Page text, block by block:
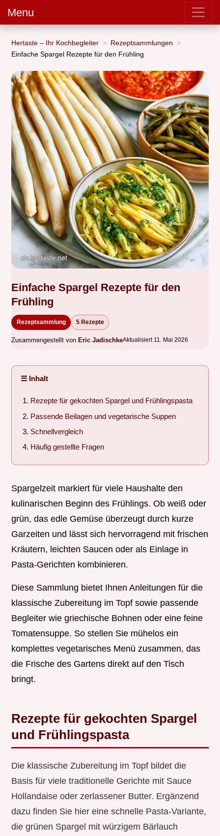
Menu
Hertaste – Ihr Kochbegleiter
Rezeptsammlungen
Einfache Spargel Rezepte für den Frühling
Einfache Spargel Rezepte für den
Frühling
Rezeptsammlung 5 Rezepte
Zusammengestellt von Eric JadischkeAktualisiert 11. Mai 2026
☰ Inhalt
Rezepte für gekochten Spargel und Frühlingspasta
Passende Beilagen und vegetarische Suppen
Schnellvergleich
Häufig gestellte Fragen
Spargelzeit markiert für viele Haushalte den
kulinarischen Beginn des Frühlings. Ob weiß oder
grün, das edle Gemüse überzeugt durch kurze
Garzeiten und lässt sich hervorragend mit frischen
Kräutern, leichten Saucen oder als Einlage in
Pasta-Gerichten kombinieren.
Diese Sammlung bietet Ihnen Anleitungen für die
klassische Zubereitung im Topf sowie passende
Begleiter wie griechische Bohnen oder eine feine
Tomatensuppe. So stellen Sie mühelos ein
komplettes vegetarisches Menü zusammen, das
die Frische des Gartens direkt auf den Tisch
bringt.
Rezepte für gekochten Spargel
und Frühlingspasta
Die klassische Zubereitung im Topf bildet die
Basis für viele traditionelle Gerichte mit Sauce
Hollandaise oder zerlassener Butter. Ergänzend
dazu finden Sie hier eine schnelle Pasta-Variante,
die grünen Spargel mit würzigem Bärlauch